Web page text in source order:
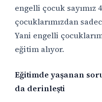
engelli çocuk sayımız
çocuklarımızdan
Yani engelli
eğitim alıyor.
Eğitimde yaşanan
da derinleşti